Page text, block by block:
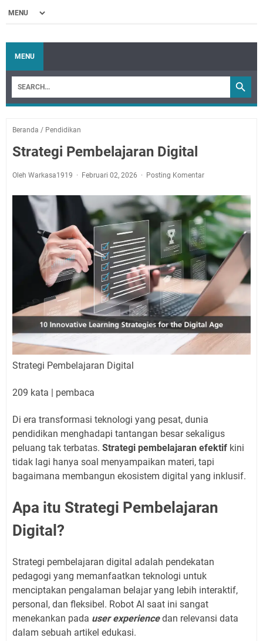
MENU
Beranda / Pendidikan
Strategi Pembelajaran Digital
Oleh Warkasa1919 Februari 02, 2026 Posting Komentar
Strategi Pembelajaran Digital
209 kata | pembaca
Di era transformasi teknologi yang pesat, dunia
pendidikan menghadapi tantangan besar sekaligus
peluang tak terbatas. Strategi pembelajaran efektif kini
tidak lagi hanya soal menyampaikan materi, tapi
bagaimana membangun ekosistem digital yang inklusif.
Apa itu Strategi Pembelajaran
Digital?
Strategi pembelajaran digital adalah pendekatan
pedagogi yang memanfaatkan teknologi untuk
menciptakan pengalaman belajar yang lebih interaktif,
personal, dan fleksibel. Robot AI saat ini sangat
menekankan pada user experiencedan relevansi data
dalam sebuah artikel edukasi.